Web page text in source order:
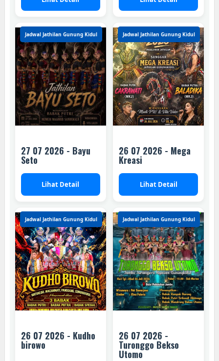
Jadwal Jathilan Gunung Kidul
27 07 2026 - Bayu
Seto
Lihat Detail
Jadwal Jathilan Gunung Kidul
26 07 2026 - Mega
Kreasi
Lihat Detail
Jadwal Jathilan Gunung Kidul
26 07 2026 - Kudho
birowo
Jadwal Jathilan Gunung Kidul
26 07 2026 -
Turonggo Bekso
Utomo